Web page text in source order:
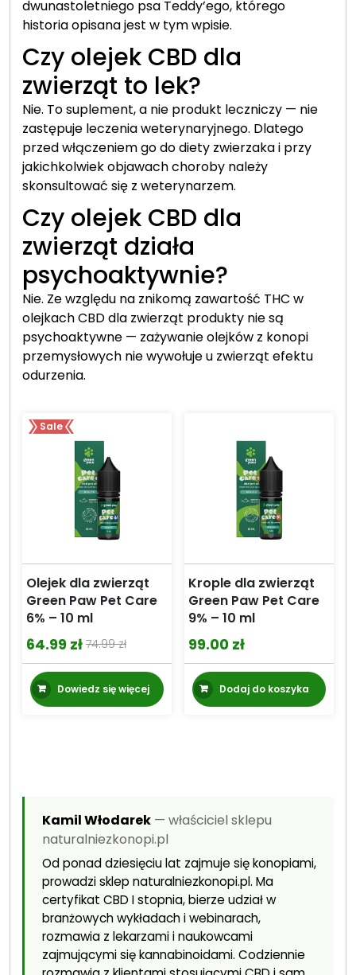
dwunastoletniego psa Teddy’ego, którego
historia opisana jest w tym wpisie.
Czy olejek CBD dla
zwierząt to lek?
Nie. To suplement, a nie produkt leczniczy — nie
zastępuje leczenia weterynaryjnego. Dlatego
przed włączeniem go do diety zwierzaka i przy
jakichkolwiek objawach choroby należy
skonsultować się z weterynarzem.
Czy olejek CBD dla
zwierząt działa
psychoaktywnie?
Nie. Ze względu na znikomą zawartość THC w
olejkach CBD dla zwierząt produkty nie są
psychoaktywne — zażywanie olejków z konopi
przemysłowych nie wywołuje u zwierząt efektu
odurzenia.
Sale
Olejek dla zwierząt
Green Paw Pet Care
6% – 10 ml
74.99zł
Pierwotna
cena
wynosiła:
64.99 zł
Aktualna
cena
wynosi:Dowiedz się więcej
Krople dla zwierząt
Green Paw Pet Care
9% – 10 ml
99.00 zł
Dodaj do koszyka
Kamil Włodarek — właściciel sklepu
naturalniezkonopi.pl
Od ponad dziesięciu lat zajmuje się konopiami,
prowadzi sklep naturalniezkonopi.pl. Ma
certyfikat CBD I stopnia, bierze udział w
branżowych wykładach i webinarach,
rozmawia z lekarzami i naukowcami
zajmującymi się kannabinoidami. Codziennie